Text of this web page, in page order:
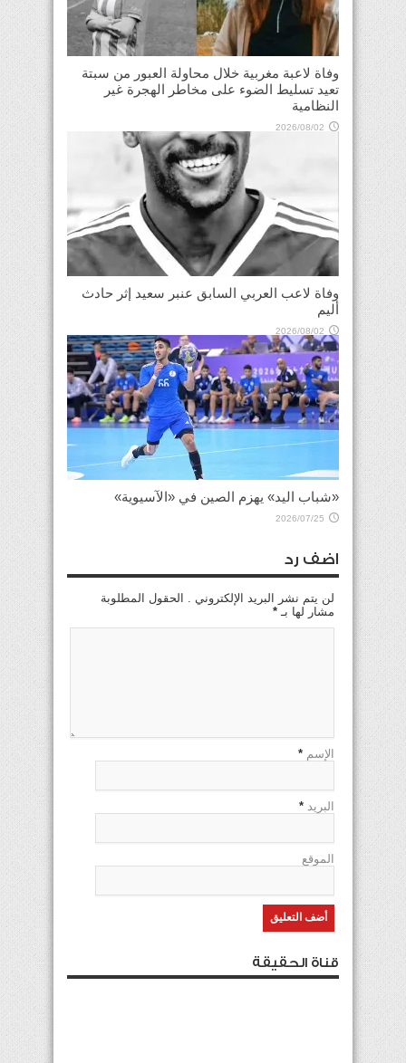
وفاة لاعبة مغربية خلال محاولة العبور من سبتة
تعيد تسليط الضوء على مخاطر الهجرة غير
النظامية
2026/08/02
وفاة لاعب العربي السابق عنبر سعيد إثر حادث
أليم
2026/08/02
«شباب اليد» يهزم الصين في «الآسيوية»
2026/07/25
اضف رد
لن يتم نشر البريد الإلكتروني . الحقول المطلوبة
مشار لها بـ *
الإسم *
البريد *
الموقع
قناة الحقيقة